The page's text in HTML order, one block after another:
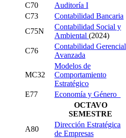
C70
Auditoría I
C73
Contabilidad Bancaria
C75N
Contabilidad Social y
Ambiental (2024)
C76
Contabilidad Gerencial
Avanzada
MC32
Modelos de
Comportamiento
Estratégico
E77 Economía y Género
OCTAVO
SEMESTRE
A80
Dirección Estratégica
de Empresas